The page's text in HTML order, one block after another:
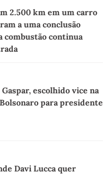
2.500 km em um carro
a uma conclusão
combustão continua
escolhido vice na
para presidente
Davi Lucca quer